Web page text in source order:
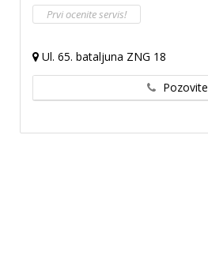
Prvi ocenite servis!
Ul. 65. bataljuna ZNG 18
Pozovite